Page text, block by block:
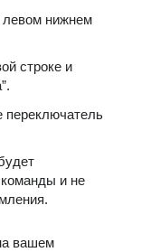
левом нижнем
строке и
и не
вашем